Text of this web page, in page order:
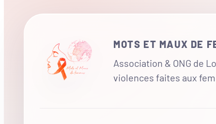
MOTS ET MAUX DE
Association & ONG de
violences faites aux